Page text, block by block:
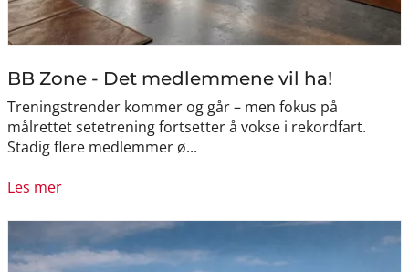
BB Zone - Det medlemmene vil ha!
Treningstrender kommer og går – men fokus på
målrettet setetrening fortsetter å vokse i rekordfart.
Stadig flere medlemmer ø...
Les mer